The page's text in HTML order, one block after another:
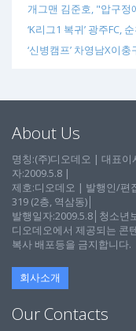
개그맨 김준호, "압구
‘K리그1 복귀’ 광주FC,
‘신병캠프’ 차영남X이
About Us
명칭:(주)디오데오 | 대표
자:2009.5.8 |
제호:디오데오 | 발행인/편
319 (2층, 역삼동)│
발행일자:2009.5.8│청소년
디오데오에서 제공되는 콘
복사 배포등을 금지합니다.
회사소개
Our Contacts